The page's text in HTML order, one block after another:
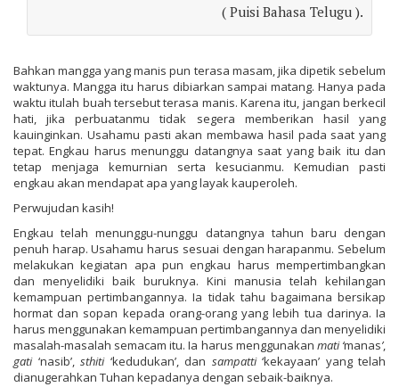
( Puisi Bahasa Telugu ).
Bahkan mangga yang manis pun terasa masam, jika dipetik sebelum
waktunya. Mangga itu harus dibiarkan sampai matang. Hanya pada
waktu itulah buah tersebut terasa manis. Karena itu, jangan berkecil
hati, jika perbuatanmu tidak segera memberikan hasil yang
kauinginkan. Usahamu pasti akan membawa hasil pada saat yang
tepat. Engkau harus menunggu datangnya saat yang baik itu dan
tetap menjaga kemurnian serta kesucianmu. Kemudian pasti
engkau akan mendapat apa yang layak kauperoleh.
Perwujudan kasih!
Engkau telah menunggu-nunggu datangnya tahun baru dengan
penuh harap. Usahamu harus sesuai dengan harapanmu. Sebelum
melakukan kegiatan apa pun engkau harus mempertimbangkan
dan menyelidiki baik buruknya. Kini manusia telah kehilangan
kemampuan pertimbangannya. Ia tidak tahu bagaimana bersikap
hormat dan sopan kepada orang-orang yang lebih tua darinya. Ia
harus menggunakan kemampuan pertimbangannya dan menyelidiki
masalah-masalah semacam itu. Ia harus menggunakan mati ‘manas’,
gati‘nasib’, sthiti‘kedudukan’, dan sampatti‘kekayaan’ yang telah
dianugerahkan Tuhan kepadanya dengan sebaik-baiknya.